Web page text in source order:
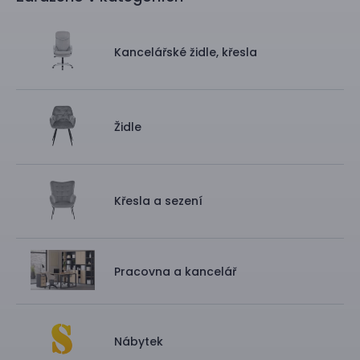
Kancelářské židle, křesla
Židle
Křesla a sezení
Pracovna a kancelář
Nábytek